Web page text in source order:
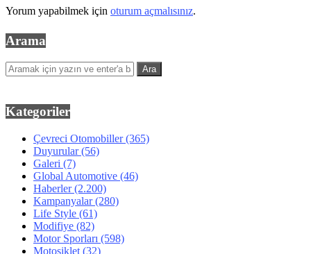
Yorum yapabilmek için oturum açmalısınız.
Arama
Kategoriler
Çevreci Otomobiller(365)
Duyurular(56)
Galeri (7)
Global Automotive (46)
Haberler(2.200)
Kampanyalar(280)
Life Style (61)
Modifiye (82)
Motor Sporları (598)
Motosiklet (32)